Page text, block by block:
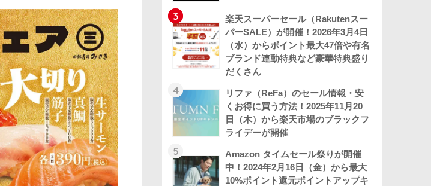
3
楽天スーパーセール（Rakutenスー
パーSALE）が開催！2026年3月4日
（水）からポイント最大47倍や有名
ブランド連動特典など豪華特典盛り
だくさん
4
リファ（ReFa）のセール情報・安
くお得に買う方法！2025年11月20
日（木）から楽天市場のブラックフ
ライデーが開催
5
Amazon タイムセール祭りが開催
中！2024年2月16日（金）から最大
10%ポイント還元ポイントアップキ